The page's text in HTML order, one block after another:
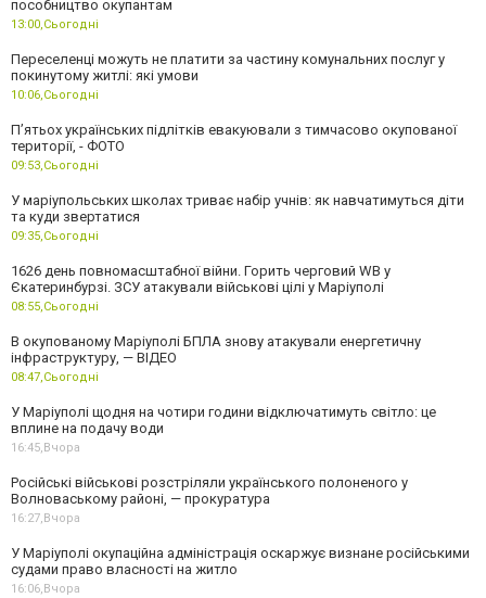
пособництво окупантам
13:00,Сьогодні
Переселенці можуть не платити за частину комунальних послуг у
покинутому житлі: які умови
10:06,Сьогодні
П’ятьох українських підлітків евакуювали з тимчасово окупованої
території, - ФОТО
09:53,Сьогодні
У маріупольських школах триває набір учнів: як навчатимуться діти
та куди звертатися
09:35,Сьогодні
1626 день повномасштабної війни. Горить черговий WB у
Єкатеринбурзі. ЗСУ атакували військові цілі у Маріуполі
08:55,Сьогодні
В окупованому Маріуполі БПЛА знову атакували енергетичну
інфраструктуру, — ВІДЕО
08:47,Сьогодні
У Маріуполі щодня на чотири години відключатимуть світло: це
вплине на подачу води
16:45,Вчора
Російські військові розстріляли українського полоненого у
Волноваському районі, — прокуратура
16:27,Вчора
У Маріуполі окупаційна адміністрація оскаржує визнане російськими
судами право власності на житло
16:06,Вчора